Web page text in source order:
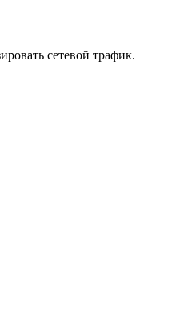
сетевой трафик.